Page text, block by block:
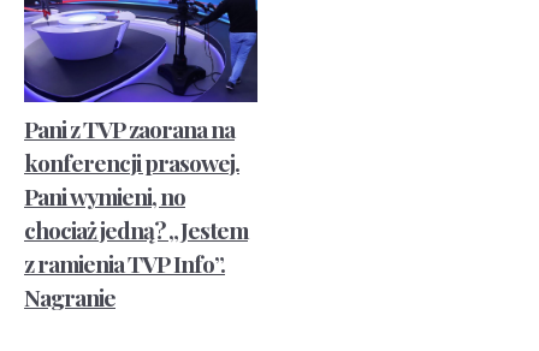
Pani z TVP zaorana na
konferencji prasowej.
Pani wymieni, no
chociaż jedną? „Jestem
z ramienia TVP Info”.
Nagranie